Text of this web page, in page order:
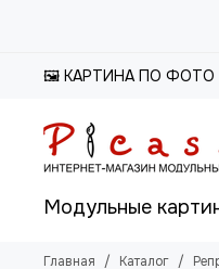
🖼️ КАРТИНА ПО ФОТО
Модульные
Главная Каталог